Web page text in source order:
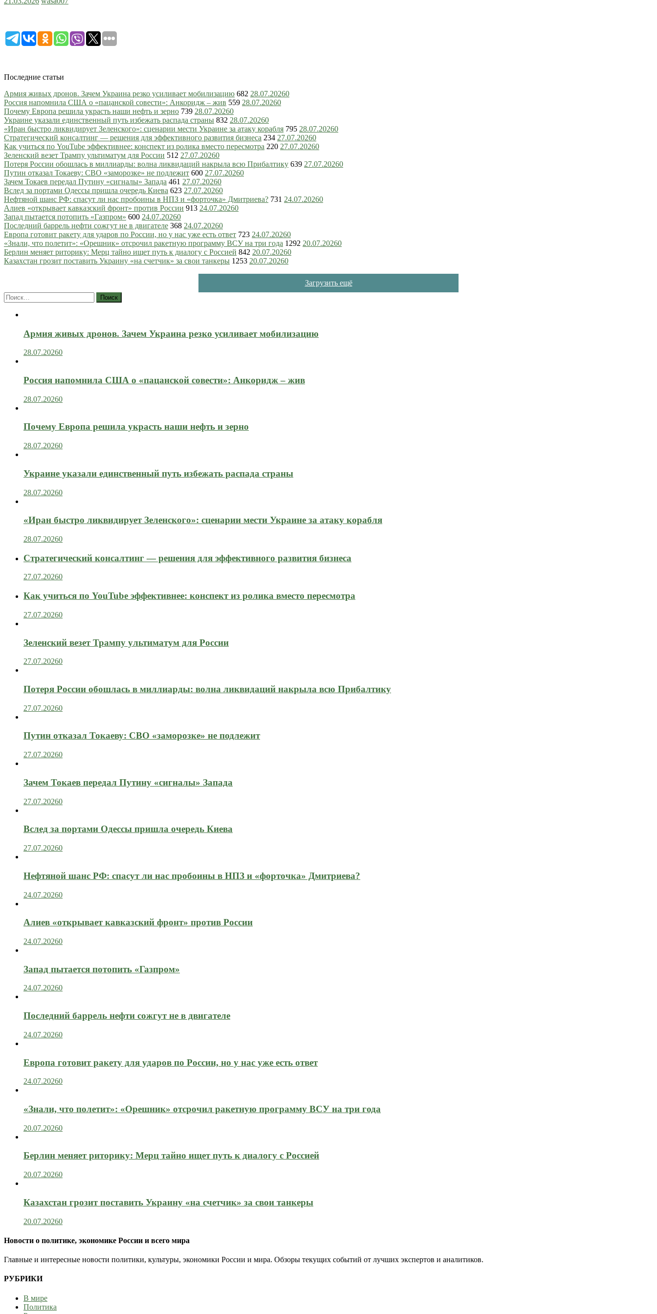
Последние статьи
Армия живых дронов. Зачем Украина резко усиливает мобилизацию 682 28.07.20260
Россия напомнила США о «пацанской совести»: Анкоридж – жив 559 28.07.20260
Почему Европа решила украсть наши нефть и зерно 739 28.07.20260
Украине указали единственный путь избежать распада страны 832 28.07.20260
«Иран быстро ликвидирует Зеленского»: сценарии мести Украине за атаку корабля 795 28.07.20260
Стратегический консалтинг — решения для эффективного развития бизнеса 234 27.07.20260
Как учиться по YouTube эффективнее: конспект из ролика вместо пересмотра 220 27.07.20260
Зеленский везет Трампу ультиматум для России 512 27.07.20260
Потеря России обошлась в миллиарды: волна ликвидаций накрыла всю Прибалтику 639 27.07.20260
Путин отказал Токаеву: СВО «заморозке» не подлежит 600 27.07.20260
Зачем Токаев передал Путину «сигналы» Запада 461 27.07.20260
Вслед за портами Одессы пришла очередь Киева 623 27.07.20260
Нефтяной шанс РФ: спасут ли нас пробоины в НПЗ и «форточка» Дмитриева? 731 24.07.20260
Алиев «открывает кавказский фронт» против России 913 24.07.20260
Запад пытается потопить «Газпром» 600 24.07.20260
Последний баррель нефти сожгут не в двигателе 368 24.07.20260
Европа готовит ракету для ударов по России, но у нас уже есть ответ 723 24.07.20260
«Знали, что полетит»: «Орешник» отсрочил ракетную программу ВСУ на три года 1292 20.07.20260
Берлин меняет риторику: Мерц тайно ищет путь к диалогу с Россией 842 20.07.20260
Казахстан грозит поставить Украину «на счетчик» за свои танкеры 1253 20.07.20260
Загрузить ещё
Найти:
Армия живых дронов. Зачем Украина резко усиливает мобилизацию
28.07.20260
Россия напомнила США о «пацанской совести»: Анкоридж – жив
28.07.20260
Почему Европа решила украсть наши нефть и зерно
28.07.20260
Украине указали единственный путь избежать распада страны
28.07.20260
«Иран быстро ликвидирует Зеленского»: сценарии мести Украине за атаку корабля
28.07.20260
Стратегический консалтинг — решения для эффективного развития бизнеса
27.07.20260
Как учиться по YouTube эффективнее: конспект из ролика вместо пересмотра
27.07.20260
Зеленский везет Трампу ультиматум для России
27.07.20260
Потеря России обошлась в миллиарды: волна ликвидаций накрыла всю Прибалтику
27.07.20260
Путин отказал Токаеву: СВО «заморозке» не подлежит
27.07.20260
Зачем Токаев передал Путину «сигналы» Запада
27.07.20260
Вслед за портами Одессы пришла очередь Киева
27.07.20260
Нефтяной шанс РФ: спасут ли нас пробоины в НПЗ и «форточка» Дмитриева?
24.07.20260
Алиев «открывает кавказский фронт» против России
24.07.20260
Запад пытается потопить «Газпром»
24.07.20260
Последний баррель нефти сожгут не в двигателе
24.07.20260
Европа готовит ракету для ударов по России, но у нас уже есть ответ
24.07.20260
«Знали, что полетит»: «Орешник» отсрочил ракетную программу ВСУ на три года
20.07.20260
Берлин меняет риторику: Мерц тайно ищет путь к диалогу с Россией
20.07.20260
Казахстан грозит поставить Украину «на счетчик» за свои танкеры
20.07.20260
Новости о политике, экономике России и всего мира
Главные и интересные новости политики, культуры, экономики России и мира. Обзоры текущих событий от лучших экспертов и аналитиков.
РУБРИКИ
В мире
Политика